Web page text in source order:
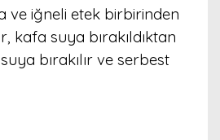
ve iğneli etek birbirinden
kafa suya bırakıldıktan
bırakılır ve serbest